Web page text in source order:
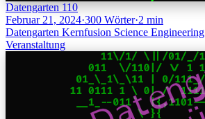
Datengarten 110
Februar 21, 2024·300 Wörter·2 min
Datengarten Kernfusion Science Engineering
Veranstaltung